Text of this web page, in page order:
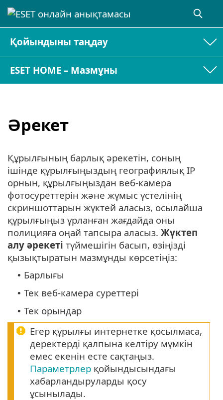
Қойындыны таңдау
ESET HOME – Мазмұны
Әрекет
Құрылғының барлық әрекетін, соның
ішінде құрылғыңыздың географиялық IP
орнын, құрылғыңыздан веб-камера
фотосуреттерін және жұмыс үстелінің
скриншоттарын жүктей аласыз, осылайша
құрылғыңыз ұрланған жағдайда оны
полицияға оңай тапсыра аласыз. Жүктеп
алу әрекеті түймешігін басып, өзіңізді
қызықтыратын мазмұнды көрсетіңіз:
• Барлығы
• Тек веб-камера суреттері
• Тек орындар
Егер құрылғы интернетке қосылмаса,
деректерді қалпына келтіру мүмкін
емес екенін есте сақтаңыз.
Параметрлер қойындысындағы
хабарландыруларды қосу
ұсынылады.